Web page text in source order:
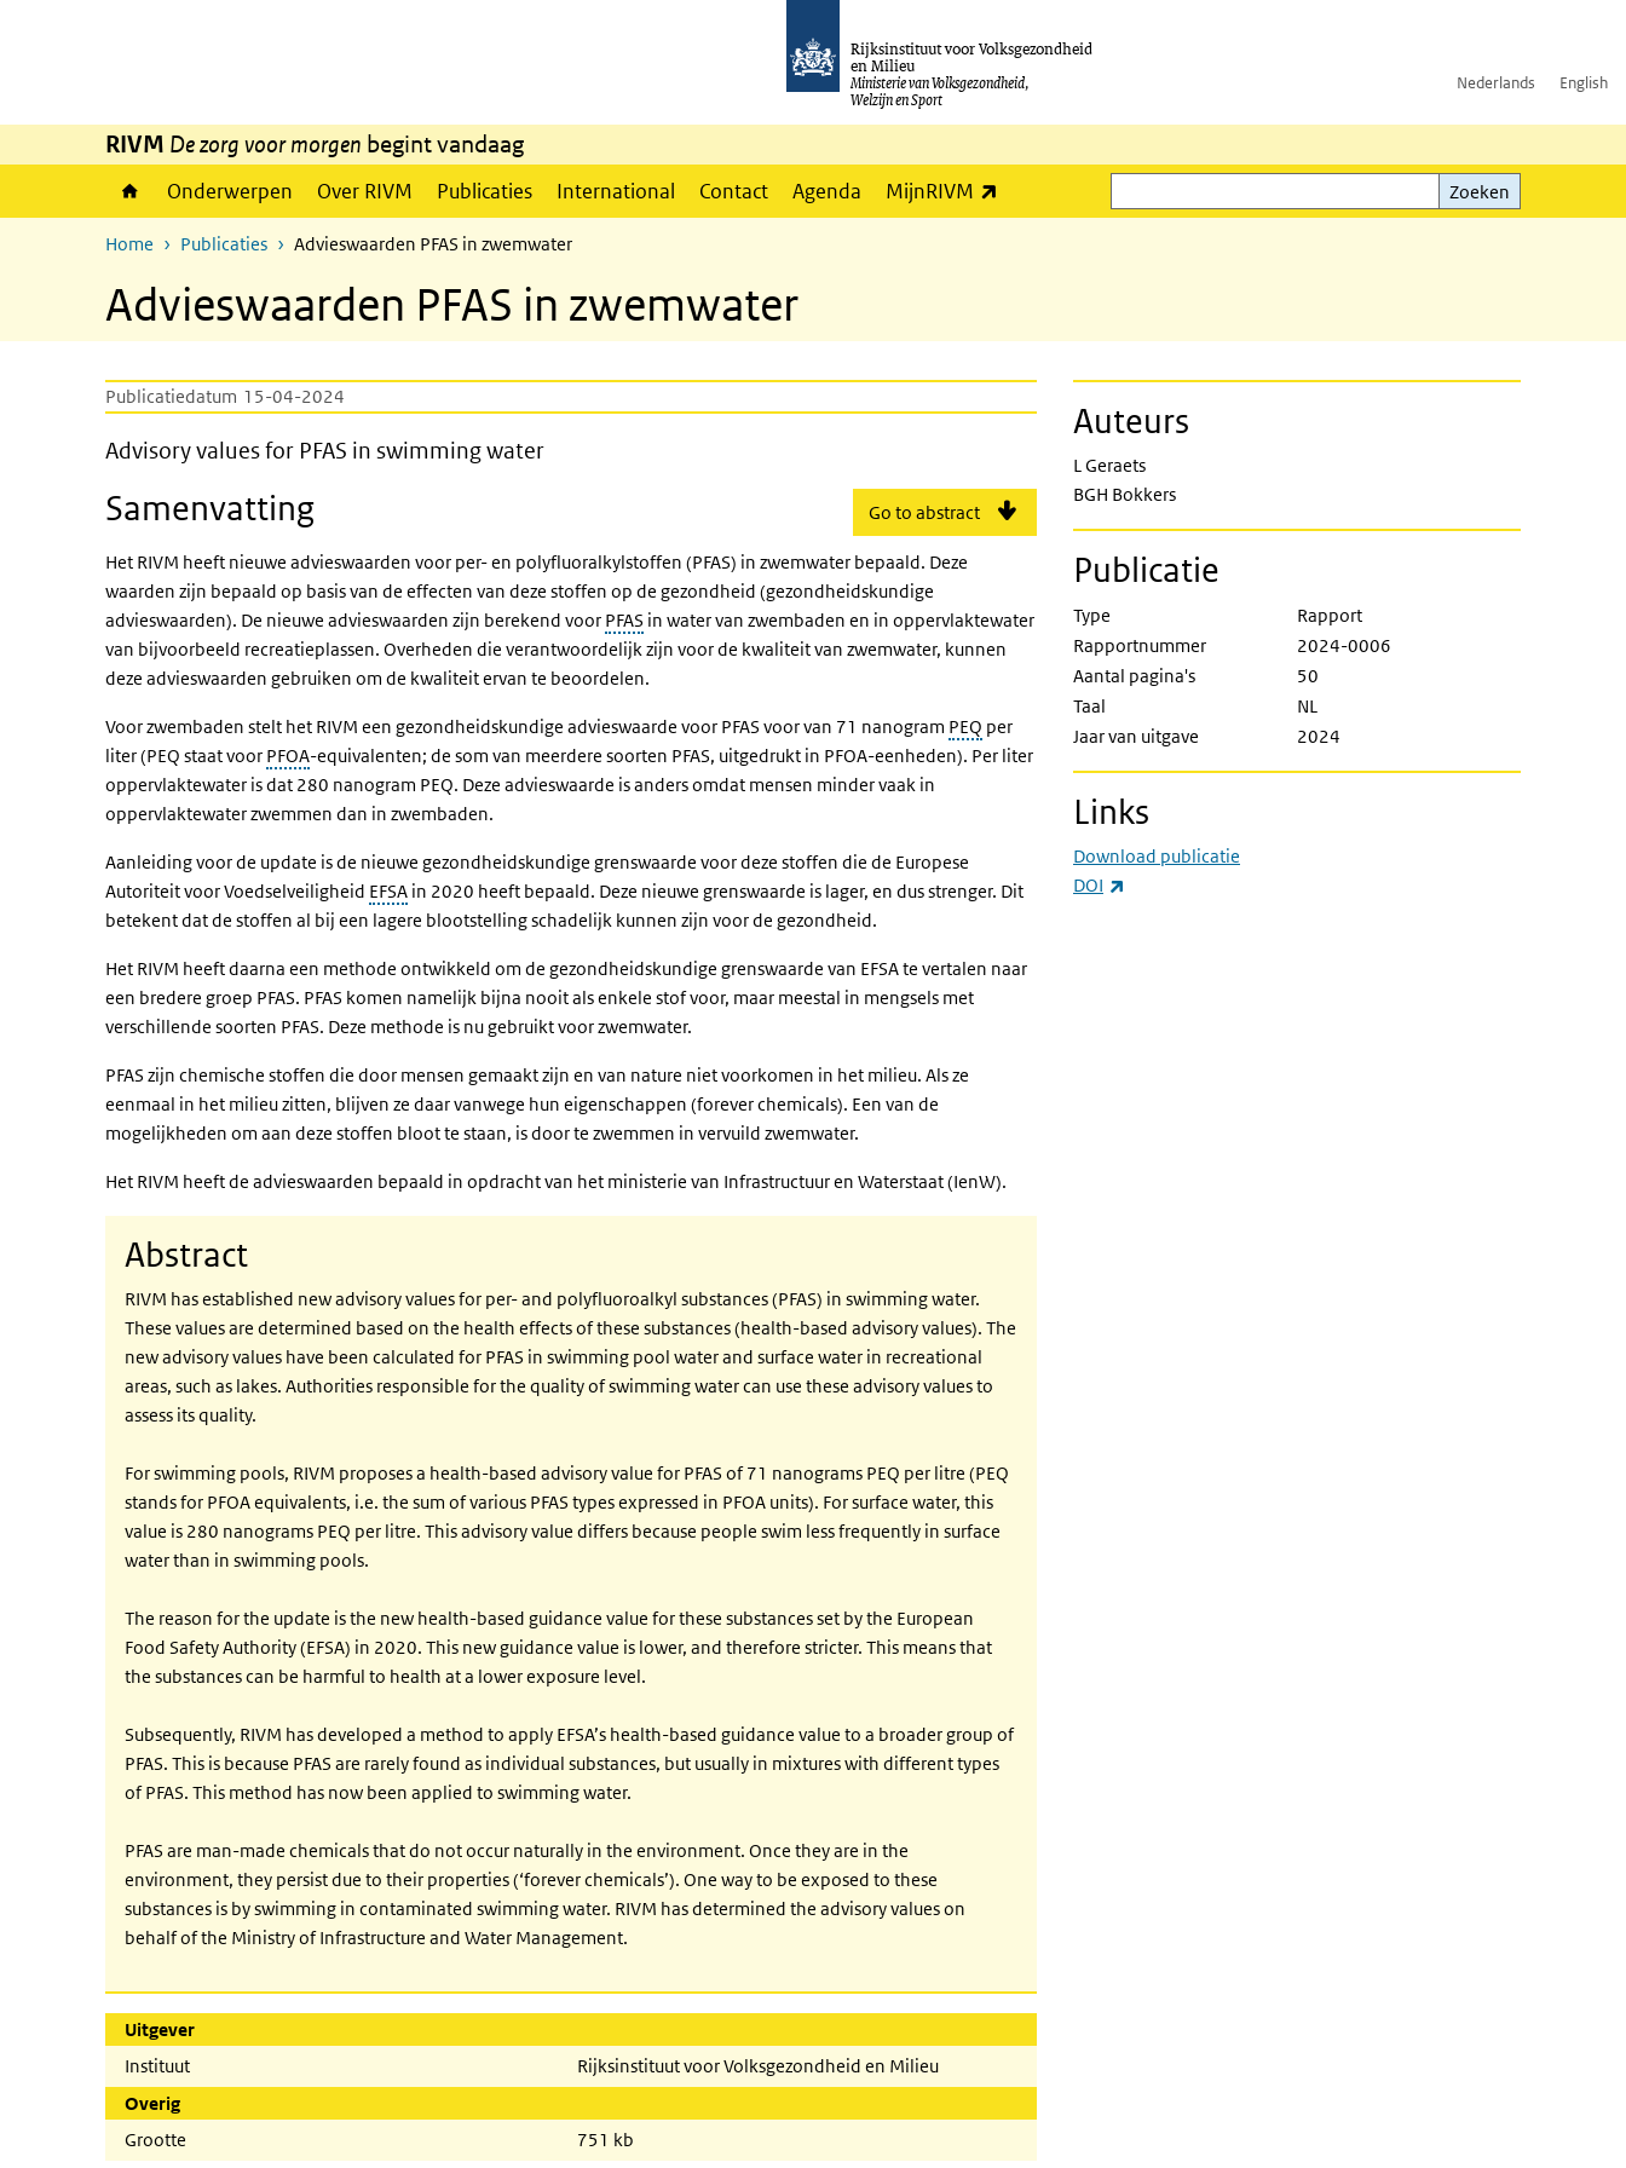
Rijksinstituut voor Volksgezondheid
en Milieu
Ministerie van Volksgezondheid,
Welzijn en Sport
Nederlands English
RIVM De zorg voor morgen begint vandaag
Onderwerpen Over RIVM Publicaties International Contact Agenda MijnRIVM
Zoeken
Zoeken
Home Publicaties Advieswaarden PFAS in zwemwater
Advieswaarden PFAS in zwemwater
Publicatiedatum 15-04-2024
Advisory values for PFAS in swimming water
Advisory values for PFAS in swimming water
Go to abstract
Samenvatting
Het RIVM heeft nieuwe advieswaarden voor per- en polyfluoralkylstoffen (PFAS) in zwemwater bepaald. Deze
waarden zijn bepaald op basis van de effecten van deze stoffen op de gezondheid (gezondheidskundige
advieswaarden). De nieuwe advieswaarden zijn berekend voor PFAS in water van zwembaden en in oppervlaktewater
van bijvoorbeeld recreatieplassen. Overheden die verantwoordelijk zijn voor de kwaliteit van zwemwater, kunnen
deze advieswaarden gebruiken om de kwaliteit ervan te beoordelen.
Voor zwembaden stelt het RIVM een gezondheidskundige advieswaarde voor PFAS voor van 71 nanogram PEQ per
liter (PEQ staat voor PFOA-equivalenten; de som van meerdere soorten PFAS, uitgedrukt in PFOA-eenheden). Per liter
oppervlaktewater is dat 280 nanogram PEQ. Deze advieswaarde is anders omdat mensen minder vaak in
oppervlaktewater zwemmen dan in zwembaden.
Aanleiding voor de update is de nieuwe gezondheidskundige grenswaarde voor deze stoffen die de Europese
Autoriteit voor Voedselveiligheid EFSA in 2020 heeft bepaald. Deze nieuwe grenswaarde is lager, en dus strenger. Dit
betekent dat de stoffen al bij een lagere blootstelling schadelijk kunnen zijn voor de gezondheid.
Het RIVM heeft daarna een methode ontwikkeld om de gezondheidskundige grenswaarde van EFSA te vertalen naar
een bredere groep PFAS. PFAS komen namelijk bijna nooit als enkele stof voor, maar meestal in mengsels met
verschillende soorten PFAS. Deze methode is nu gebruikt voor zwemwater.
PFAS zijn chemische stoffen die door mensen gemaakt zijn en van nature niet voorkomen in het milieu. Als ze
eenmaal in het milieu zitten, blijven ze daar vanwege hun eigenschappen (forever chemicals). Een van de
mogelijkheden om aan deze stoffen bloot te staan, is door te zwemmen in vervuild zwemwater.
Het RIVM heeft de advieswaarden bepaald in opdracht van het ministerie van Infrastructuur en Waterstaat (IenW).
Abstract
RIVM has established new advisory values for per- and polyfluoroalkyl substances (PFAS) in swimming water.
These values are determined based on the health effects of these substances (health-based advisory values). The
new advisory values have been calculated for PFAS in swimming pool water and surface water in recreational
areas, such as lakes. Authorities responsible for the quality of swimming water can use these advisory values to
assess its quality.
For swimming pools, RIVM proposes a health-based advisory value for PFAS of 71 nanograms PEQ per litre (PEQ
stands for PFOA equivalents, i.e. the sum of various PFAS types expressed in PFOA units). For surface water, this
value is 280 nanograms PEQ per litre. This advisory value differs because people swim less frequently in surface
water than in swimming pools.
The reason for the update is the new health-based guidance value for these substances set by the European
Food Safety Authority (EFSA) in 2020. This new guidance value is lower, and therefore stricter. This means that
the substances can be harmful to health at a lower exposure level.
Subsequently, RIVM has developed a method to apply EFSA’s health-based guidance value to a broader group of
PFAS. This is because PFAS are rarely found as individual substances, but usually in mixtures with different types
of PFAS. This method has now been applied to swimming water.
PFAS are man-made chemicals that do not occur naturally in the environment. Once they are in the
environment, they persist due to their properties (‘forever chemicals’). One way to be exposed to these
substances is by swimming in contaminated swimming water. RIVM has determined the advisory values on
behalf of the Ministry of Infrastructure and Water Management.
Uitgever
Instituut
Rijksinstituut voor Volksgezondheid en Milieu
Overig
Grootte
751 kb
Auteurs
L Geraets
BGH Bokkers
Publicatie
Type
Rapport
Rapportnummer
2024-0006
Aantal pagina's
50
Taal
NL
Jaar van uitgave
2024
Links
Download publicatie
DOI